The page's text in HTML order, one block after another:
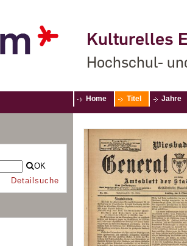
Kulturelles
Hochschul-
Home Titel Jahre
OK
Detailsuche